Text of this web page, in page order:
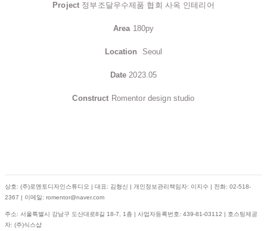
Project 정부조달우수제품 협회 사옥 인테리어
Area180py
Location Seoul
Date 2023.05
Construct Romentor design studio
상호: (주)로멘토디자인스튜디오 | 대표: 김형신 | 개인정보관리책임자: 이지수 | 전화: 02-518-
2367 | 이메일: romentor@naver.com
주소: 서울특별시 강남구 도산대로8길 18-7, 1층 | 사업자등록번호: 439-81-03112 | 호스팅제공
자: (주)식스샵